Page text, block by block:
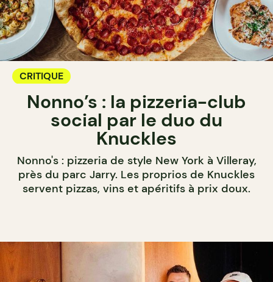
CRITIQUE
Nonno’s : la pizzeria-club
social par le duo du
Knuckles
Nonno's : pizzeria de style New York à Villeray,
près du parc Jarry. Les proprios de Knuckles
servent pizzas, vins et apéritifs à prix doux.